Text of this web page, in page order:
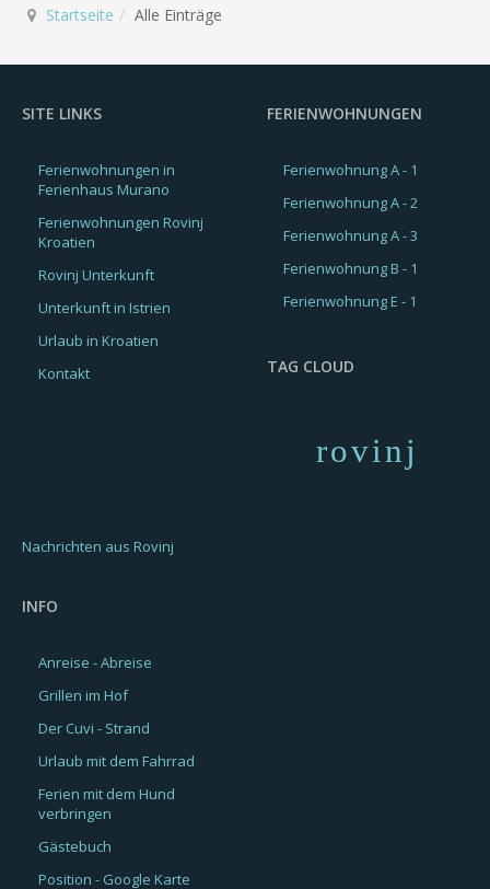
Startseite Alle Einträge
SITE LINKS
Ferienwohnungen in
Ferienhaus Murano
Ferienwohnungen Rovinj
Kroatien
Rovinj Unterkunft
Unterkunft in Istrien
Urlaub in Kroatien
Kontakt
FERIENWOHNUNGEN
Ferienwohnung A - 1
Ferienwohnung A - 2
Ferienwohnung A - 3
Ferienwohnung B - 1
Ferienwohnung E - 1
TAG CLOUD
rovinj
Nachrichten aus Rovinj
INFO
Anreise - Abreise
Grillen im Hof
Der Cuvi - Strand
Urlaub mit dem Fahrrad
Ferien mit dem Hund
verbringen
Gästebuch
Position - Google Karte